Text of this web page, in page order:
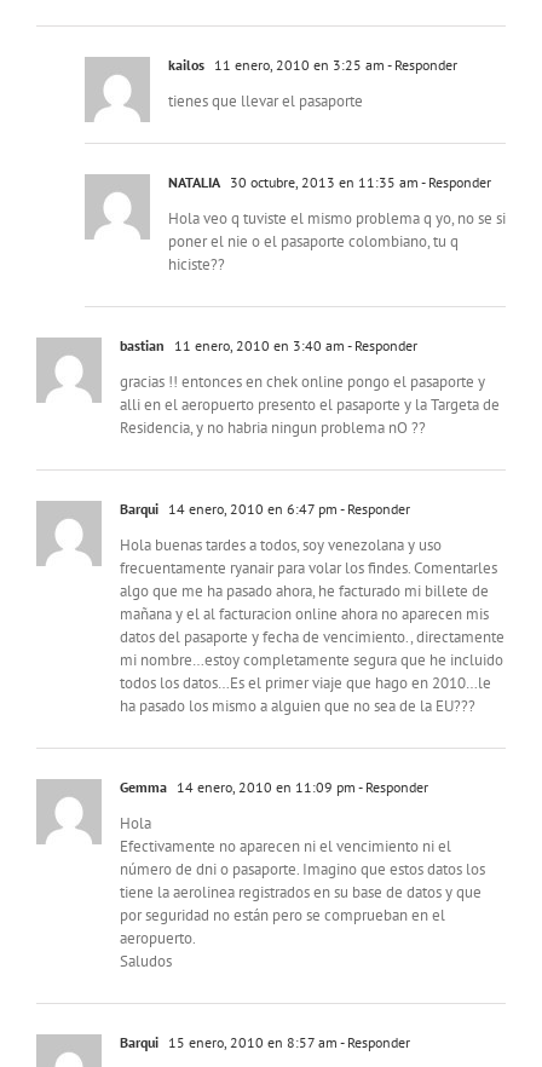
kailos 11 enero, 2010 en 3:25 am - Responder
tienes que llevar el pasaporte
NATALIA 30 octubre, 2013 en 11:35 am - Responder
Hola veo q tuviste el mismo problema q yo, no se si
poner el nie o el pasaporte colombiano, tu q
hiciste??
bastian 11 enero, 2010 en 3:40 am - Responder
gracias !! entonces en chek online pongo el pasaporte y
alli en el aeropuerto presento el pasaporte y la Targeta de
Residencia, y no habria ningun problema nO ??
Barqui 14 enero, 2010 en 6:47 pm - Responder
Hola buenas tardes a todos, soy venezolana y uso
frecuentamente ryanair para volar los findes. Comentarles
algo que me ha pasado ahora, he facturado mi billete de
mañana y el al facturacion online ahora no aparecen mis
datos del pasaporte y fecha de vencimiento., directamente
mi nombre…estoy completamente segura que he incluido
todos los datos…Es el primer viaje que hago en 2010…le
ha pasado los mismo a alguien que no sea de la EU???
Gemma 14 enero, 2010 en 11:09 pm - Responder
Hola
Efectivamente no aparecen ni el vencimiento ni el
número de dni o pasaporte. Imagino que estos datos los
tiene la aerolinea registrados en su base de datos y que
por seguridad no están pero se comprueban en el
aeropuerto.
Saludos
Barqui 15 enero, 2010 en 8:57 am - Responder